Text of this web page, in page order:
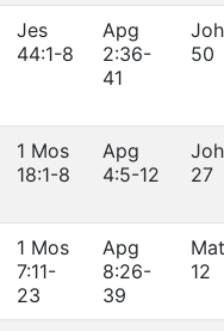
Jes
44:1-8
Apg
2:36-
41
50
1 Mos
18:1-8
Apg
4:5-12
27
1 Mos
7:11-
23
Apg
8:26-
39
12